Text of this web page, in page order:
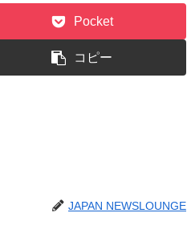
Pocket
コピー
JAPAN NEWSLOUNGE